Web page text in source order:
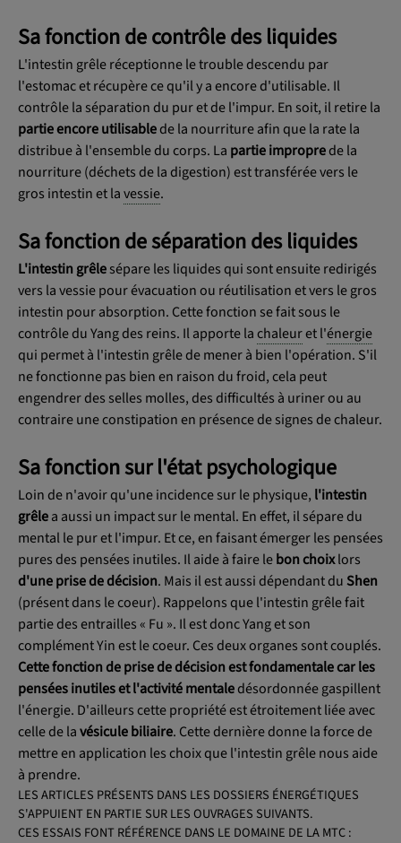
Sa fonction de contrôle des liquides
L'intestin grêle réceptionne le trouble descendu par
l'estomac et récupère ce qu'il y a encore d'utilisable. Il
contrôle la séparation du pur et de l'impur. En soit, il retire la
partie encore utilisablede la nourriture afin que la rate la
distribue à l'ensemble du corps. La partie improprede la
nourriture (déchets de la digestion) est transférée vers le
gros intestin et lavessie.
Sa fonction de séparation des liquides
L'intestin grêlesépare les liquides qui sont ensuite redirigés
vers la vessie pour évacuation ou réutilisation et vers le gros
intestin pour absorption. Cette fonction se fait sous le
contrôle du Yang des reins. Il apporte lachaleuret l'énergie
qui permet à l'intestin grêle de mener à bien l'opération. S'il
ne fonctionne pas bien en raison du froid, cela peut
engendrer des selles molles, des difficultés à uriner ou au
contraire une constipation en présence de signes de chaleur.
Sa fonction sur l'état psychologique
Loin de n'avoir qu'une incidence sur le physique, l'intestin
grêlea aussi un impact sur le mental. En effet, il sépare du
mental le pur et l'impur. Et ce, en faisant émerger les pensées
pures des pensées inutiles. Il aide à faire lebon choixlors
d'une prise de décision. Mais il est aussi dépendant duShen
(présent dans le coeur). Rappelons que l'intestin grêle fait
partie des entrailles « Fu ». Il est donc Yang et son
complément Yin est le coeur. Ces deux organes sont couplés.
Cette fonction de prise de décision est fondamentale car les
pensées inutiles et l'activité mentaledésordonnée gaspillent
l'énergie. D'ailleurs cette propriété est étroitement liée avec
celle de lavésicule biliaire. Cette dernière donne la force de
mettre en application les choix que l'intestin grêle nous aide
à prendre.
LES ARTICLES PRÉSENTS DANS LES DOSSIERS ÉNERGÉTIQUES
S'APPUIENT EN PARTIE SUR LES OUVRAGES SUIVANTS.
CES ESSAIS FONT RÉFÉRENCE DANS LE DOMAINE DE LA MTC :